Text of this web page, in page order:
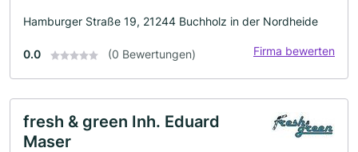
Hamburger Straße 19, 21244 Buchholz in der Nordheide
0.0 (0 Bewertungen) Firma bewerten
fresh & green Inh. Eduard
Maser